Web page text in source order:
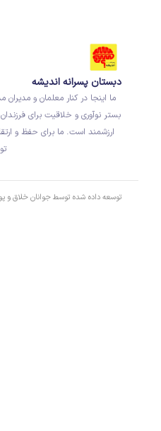
دبستان پسرانه اندیشه
ما اینجا در کنار معلمان و
بستر نوآوری و خلاقیت برای
ارزشمند است. ما برای حفظ و
توسعه داده شده توسط جوانان خلاق و